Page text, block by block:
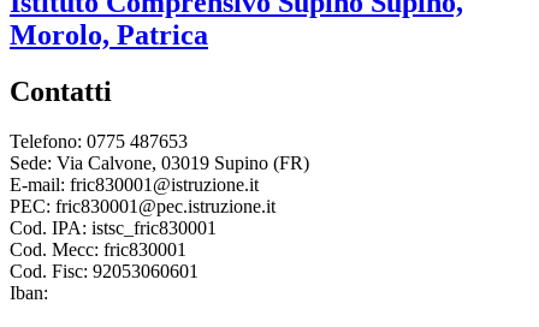
Morolo, Patrica
Contatti
Telefono: 0775 487653
Sede: Via Calvone, 03019 Supino (FR)
E-mail: fric830001@istruzione.it
PEC: fric830001@pec.istruzione.it
Cod. IPA: istsc_fric830001
Cod. Mecc: fric830001
Cod. Fisc: 92053060601
Iban: